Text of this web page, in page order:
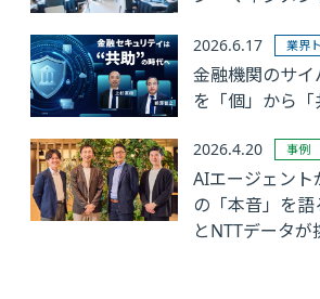
2026.6.17 業界
金融機関のサイ
を「個」から「
2026.4.20 事例
AIエージェント
の「本音」を語
とNTTデータが